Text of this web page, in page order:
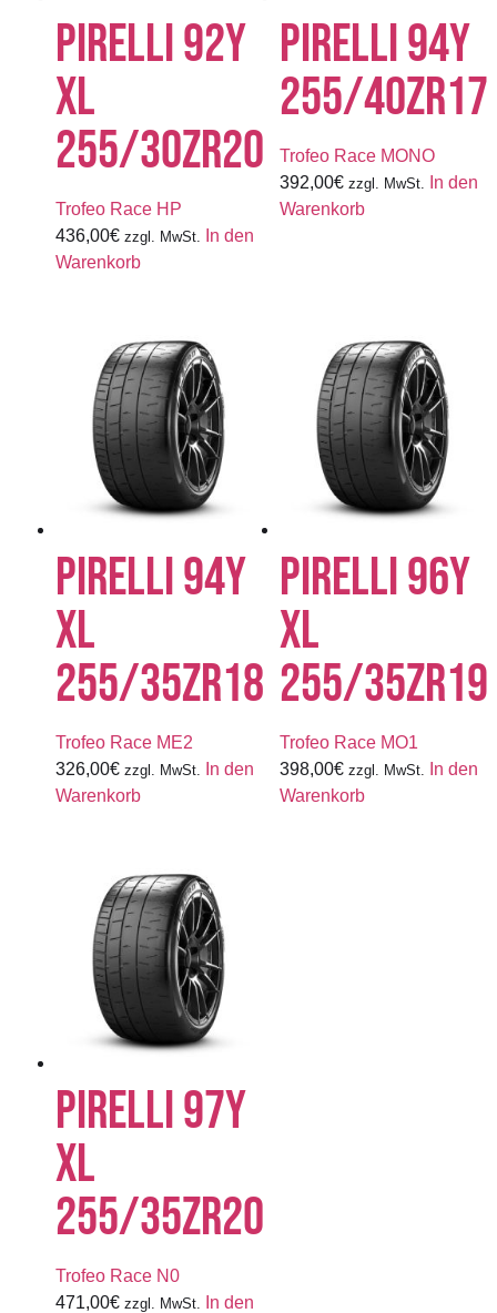
PIRELLI 92Y
XL
255/30ZR20
Trofeo Race HP
436,00€ zzgl. MwSt.
In den
Warenkorb
PIRELLI 94Y
255/40ZR17
Trofeo Race MONO
392,00€ zzgl. MwSt.
In den
Warenkorb
PIRELLI 94Y
XL
255/35ZR18
Trofeo Race ME2
326,00€ zzgl. MwSt.
In den
Warenkorb
PIRELLI 96Y
XL
255/35ZR19
Trofeo Race MO1
398,00€ zzgl. MwSt.
In den
Warenkorb
PIRELLI 97Y
XL
255/35ZR20
Trofeo Race N0
471,00€ zzgl. MwSt.
In den